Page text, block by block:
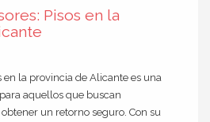
Pisos en la
en la provincia de Alicante es una
aquellos que buscan
un retorno seguro. Con su